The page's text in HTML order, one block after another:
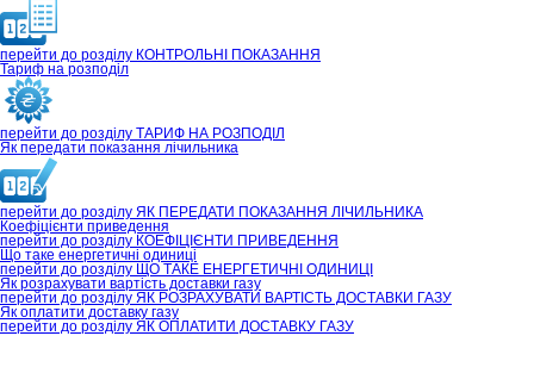
перейти до розділу КОНТРОЛЬНІ ПОКАЗАННЯ
Тариф на розподіл
перейти до розділу ТАРИФ НА РОЗПОДІЛ
Як передати показання лічильника
перейти до розділу ЯК ПЕРЕДАТИ ПОКАЗАННЯ ЛІЧИЛЬНИКА
Коефіцієнти приведення
перейти до розділу КОЕФІЦІЄНТИ ПРИВЕДЕННЯ
Що таке енергетичні одиниці
перейти до розділу ЩО ТАКЕ ЕНЕРГЕТИЧНІ ОДИНИЦІ
Як розрахувати вартість доставки газу
перейти до розділу ЯК РОЗРАХУВАТИ ВАРТІСТЬ ДОСТАВКИ ГАЗУ
Як оплатити доставку газу
перейти до розділу ЯК ОПЛАТИТИ ДОСТАВКУ ГАЗУ